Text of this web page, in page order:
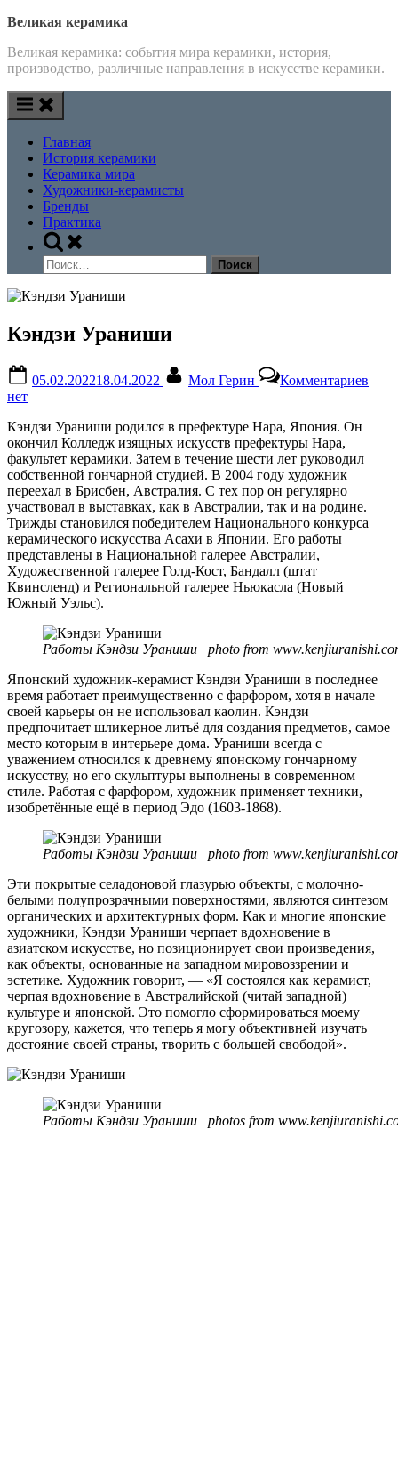
Skip
content
Великая керамика
Великая керамика: события мира керамики, история,
производство, различные направления в искусстве керамики.
Главная
История керамики
Керамика мира
Художники-керамисты
Бренды
Практика
Toggle
search
form
Найти:
Кэндзи Ураниши
on
05.02.202218.04.2022 Мол Герин Комментариев
нет
Кэндзи Ураниши родился в префектуре Нара, Япония. Он
окончил Колледж изящных искусств префектуры Нара,
факультет керамики. Затем в течение шести лет руководил
собственной гончарной студией. В 2004 году художник
переехал в Брисбен, Австралия. С тех пор он регулярно
участвовал в выставках, как в Австралии, так и на родине.
Трижды становился победителем Национального конкурса
керамического искусства Асахи в Японии. Его работы
представлены в Национальной галерее Австралии,
Художественной галерее Голд-Кост, Бандалл (штат
Квинсленд) и Региональной галерее Ньюкасла (Новый
Южный Уэльс).
Работы Кэндзи Ураниши | photo from
Японский художник-керамист Кэндзи Ураниши в последнее
время работает преимущественно с фарфором, хотя в начале
своей карьеры он не использовал каолин. Кэндзи
предпочитает шликерное литьё для создания предметов, самое
место которым в интерьере дома. Ураниши всегда с
уважением относился к древнему японскому гончарному
искусству, но его скульптуры выполнены в современном
стиле. Работая с фарфором, художник применяет техники,
изобретённые ещё в период Эдо (1603-1868).
Работы Кэндзи Ураниши | photo from
Эти покрытые селадоновой глазурью объекты, с молочно-
белыми полупрозрачными поверхностями, являются синтезом
органических и архитектурных форм. Как и многие японские
художники, Кэндзи Ураниши черпает вдохновение в
азиатском искусстве, но позиционирует свои произведения,
как объекты, основанные на западном мировоззрении и
эстетике. Художник говорит, — «Я состоялся как керамист,
черпая вдохновение в Австралийской (читай западной)
культуре и японской. Это помогло сформироваться моему
кругозору, кажется, что теперь я могу объективней изучать
достояние своей страны, творить с большей свободой».
Работы Кэндзи Ураниши | photos from